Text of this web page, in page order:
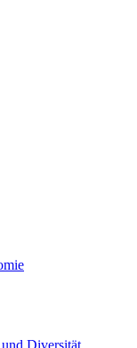
Diversität